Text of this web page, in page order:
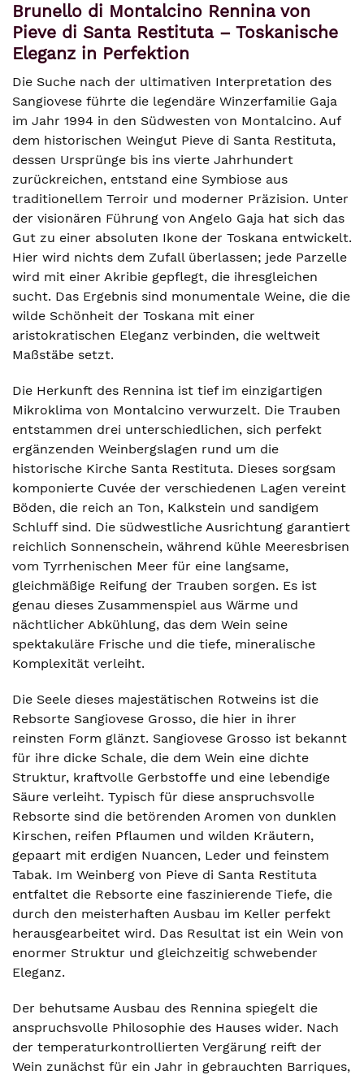
Brunello di Montalcino Rennina von
Pieve di Santa Restituta – Toskanische
Eleganz in Perfektion
Die Suche nach der ultimativen Interpretation des
Sangiovese führte die legendäre Winzerfamilie Gaja
im Jahr 1994 in den Südwesten von Montalcino. Auf
dem historischen Weingut Pieve di Santa Restituta,
dessen Ursprünge bis ins vierte Jahrhundert
zurückreichen, entstand eine Symbiose aus
traditionellem Terroir und moderner Präzision. Unter
der visionären Führung von Angelo Gaja hat sich das
Gut zu einer absoluten Ikone der Toskana entwickelt.
Hier wird nichts dem Zufall überlassen; jede Parzelle
wird mit einer Akribie gepflegt, die ihresgleichen
sucht. Das Ergebnis sind monumentale Weine, die die
wilde Schönheit der Toskana mit einer
aristokratischen Eleganz verbinden, die weltweit
Maßstäbe setzt.
Die Herkunft des Rennina ist tief im einzigartigen
Mikroklima von Montalcino verwurzelt. Die Trauben
entstammen drei unterschiedlichen, sich perfekt
ergänzenden Weinbergslagen rund um die
historische Kirche Santa Restituta. Dieses sorgsam
komponierte Cuvée der verschiedenen Lagen vereint
Böden, die reich an Ton, Kalkstein und sandigem
Schluff sind. Die südwestliche Ausrichtung garantiert
reichlich Sonnenschein, während kühle Meeresbrisen
vom Tyrrhenischen Meer für eine langsame,
gleichmäßige Reifung der Trauben sorgen. Es ist
genau dieses Zusammenspiel aus Wärme und
nächtlicher Abkühlung, das dem Wein seine
spektakuläre Frische und die tiefe, mineralische
Komplexität verleiht.
Die Seele dieses majestätischen Rotweins ist die
Rebsorte Sangiovese Grosso, die hier in ihrer
reinsten Form glänzt. Sangiovese Grosso ist bekannt
für ihre dicke Schale, die dem Wein eine dichte
Struktur, kraftvolle Gerbstoffe und eine lebendige
Säure verleiht. Typisch für diese anspruchsvolle
Rebsorte sind die betörenden Aromen von dunklen
Kirschen, reifen Pflaumen und wilden Kräutern,
gepaart mit erdigen Nuancen, Leder und feinstem
Tabak. Im Weinberg von Pieve di Santa Restituta
entfaltet die Rebsorte eine faszinierende Tiefe, die
durch den meisterhaften Ausbau im Keller perfekt
herausgearbeitet wird. Das Resultat ist ein Wein von
enormer Struktur und gleichzeitig schwebender
Eleganz.
Der behutsame Ausbau des Rennina spiegelt die
anspruchsvolle Philosophie des Hauses wider. Nach
der temperaturkontrollierten Vergärung reift der
Wein zunächst für ein Jahr in gebrauchten Barriques,